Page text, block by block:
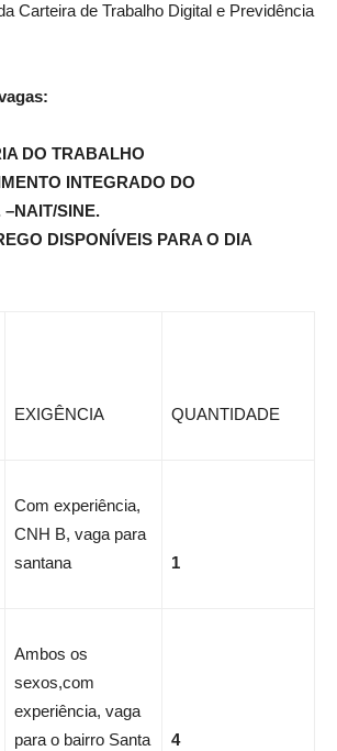
Carteira de Trabalho Digital e Previdência
DO TRABALHO
INTEGRADO DO
SINE.
DISPONÍVEIS PARA O DIA
EXIGÊNCIA QUANTIDADE
Com experiência,
CNH B, vaga para
santana
1
Ambos os
sexos,com
experiência, vaga
para o bairro Santa
4